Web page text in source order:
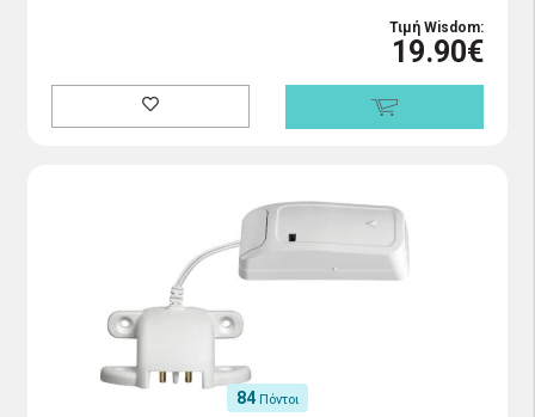
Τιμή Wisdom:
19.90€
84 Πόντοι